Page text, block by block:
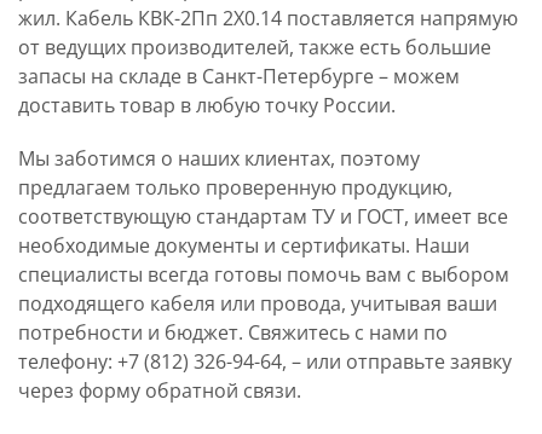
жил. Кабель КВК-2Пп 2Х0.14 поставляется напрямую
от ведущих производителей, также есть большие
запасы на складе в Санкт-Петербурге – можем
доставить товар в любую точку России.
Мы заботимся о наших клиентах, поэтому
предлагаем только проверенную продукцию,
соответствующую стандартам ТУ и ГОСТ, имеет все
необходимые документы и сертификаты. Наши
специалисты всегда готовы помочь вам с выбором
подходящего кабеля или провода, учитывая ваши
потребности и бюджет. Свяжитесь с нами по
телефону: +7 (812) 326-94-64, – или отправьте заявку
через форму обратной связи.